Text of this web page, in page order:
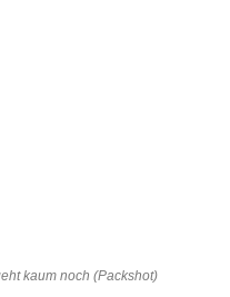
kaum noch (Packshot)